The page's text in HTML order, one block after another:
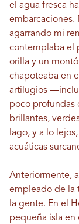
el agua fresca
embarcaciones.
agarrando mi
contemplaba el
orilla y un
chapoteaba en
artilugios
poco profundas
brillantes,
lago, y a lo
acuáticas
Anteriormente,
empleado de la
la gente. En el
pequeña isla en